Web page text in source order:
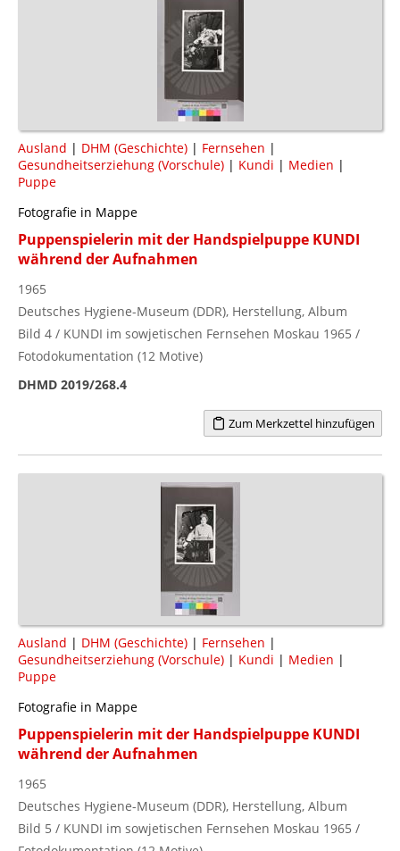
Ausland | DHM (Geschichte) | Fernsehen |
Gesundheitserziehung (Vorschule) | Kundi | Medien |
Puppe
Fotografie in Mappe
Puppenspielerin mit der Handspielpuppe KUNDI
während der Aufnahmen
1965
Deutsches Hygiene-Museum (DDR), Herstellung, Album
Bild 4 / KUNDI im sowjetischen Fernsehen Moskau 1965 /
Fotodokumentation (12 Motive)
DHMD 2019/268.4
Zum Merkzettel hinzufügen
Ausland | DHM (Geschichte) | Fernsehen |
Gesundheitserziehung (Vorschule) | Kundi | Medien |
Puppe
Fotografie in Mappe
Puppenspielerin mit der Handspielpuppe KUNDI
während der Aufnahmen
1965
Deutsches Hygiene-Museum (DDR), Herstellung, Album
Bild 5 / KUNDI im sowjetischen Fernsehen Moskau 1965 /